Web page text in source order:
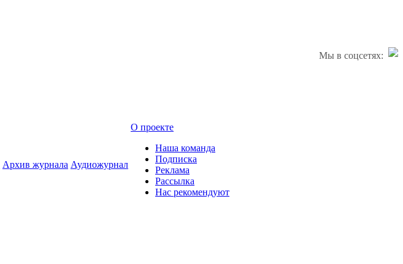
Мы в соцсетях:
Архив журнала Аудиожурнал
О проекте
Наша команда
Подписка
Реклама
Рассылка
Нас рекомендуют